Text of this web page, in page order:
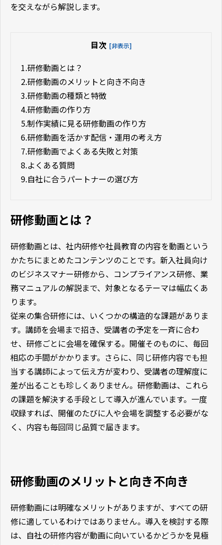
を交えながら解説します。
目次 [非表示]
1.研修動画とは？
2.研修動画のメリットと向き不向き
3.研修動画の種類と特徴
4.研修動画の作り方
5.制作実績に見る研修動画の作り方
6.研修動画を活かす配信・運用の考え方
7.研修動画でよくある失敗と対策
8.よくある質問
9.自社に合うパートナーの選び方
研修動画とは？
研修動画とは、社内研修や社員教育の内容を動画という
かたちにまとめたコンテンツのことです。新入社員向け
のビジネスマナー研修から、コンプライアンス研修、業
務マニュアルの解説まで、対象となるテーマは幅広くあ
ります。
従来の集合研修には、いくつかの構造的な課題がありま
す。講師を会場まで招き、受講者の予定を一斉に合わ
せ、研修ごとに会場を確保する。開催そのものに、毎回
相応の手間がかかります。さらに、同じ研修内容でも担
当する講師によって伝え方が変わり、受講者の理解度に
差が出ることも珍しくありません。研修動画は、これら
の課題を解決する手段として導入が進んでいます。一度
収録すれば、開催のたびに人や会場を調整する必要がな
く、内容も毎回同じ品質で届きます。
研修動画のメリットと向き不向き
研修動画には明確なメリットがありますが、すべての研
修に適しているわけではありません。導入を検討する際
は、自社の研修内容が動画に向いているかどうかを見極